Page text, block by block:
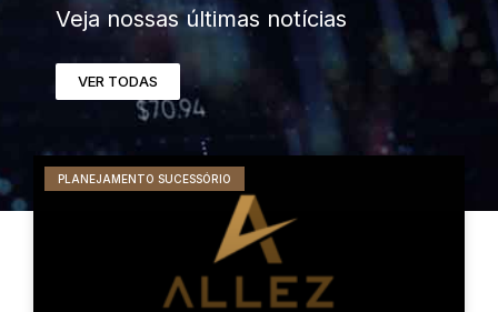
Veja nossas últimas notícias
VER TODAS
PLANEJAMENTO SUCESSÓRIO